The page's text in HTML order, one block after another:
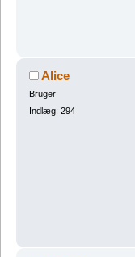
Alice
Bruger
Indlæg: 294